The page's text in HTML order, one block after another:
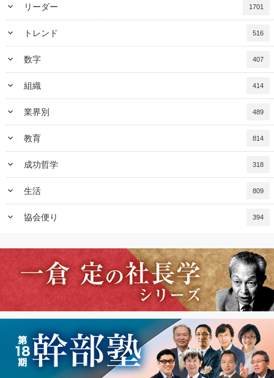
keyboard_arrow_down リーダー 1701
keyboard_arrow_down トレンド 516
keyboard_arrow_down 数字 407
keyboard_arrow_down 組織 414
keyboard_arrow_down 業界別 489
keyboard_arrow_down 教育 814
keyboard_arrow_down 成功哲学 318
keyboard_arrow_down 生活 809
keyboard_arrow_down 協会便り 394